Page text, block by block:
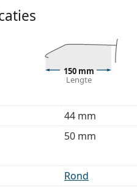
doekje is ideaal voor het
met een stoffen
brillenvoor meer
Lees de instructies
150 mm
Lengte
44 mm
50 mm
Rond